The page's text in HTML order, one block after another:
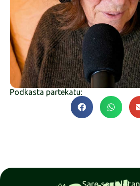
Podkasta partekatu:
Sare sozialetan